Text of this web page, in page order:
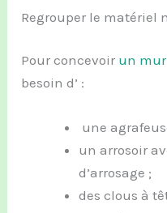
Regrouper le matériel
Pour concevoir un
besoin d’ :
une
un arrosoir
d’arrosage ;
des clous à